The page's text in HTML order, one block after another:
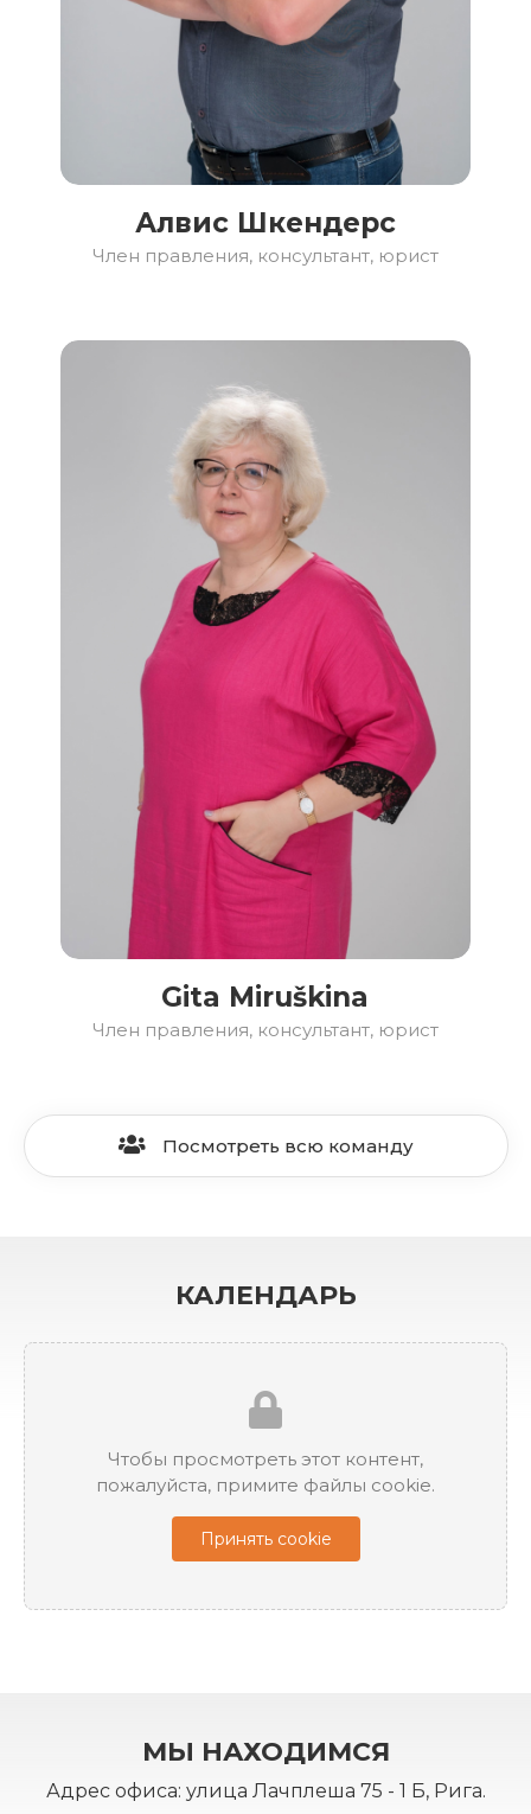
Алвис Шкендерс
Член правления, консультант, юрист
Gita Miruškina
Член правления, консультант, юрист
Посмотреть всю команду
КАЛЕНДАРЬ
Чтобы просмотреть этот контент,
пожалуйста, примите файлы cookie.
Принять cookie
МЫ НАХОДИМСЯ
Адрес офиса: улица Лачплеша 75 - 1 Б, Рига.